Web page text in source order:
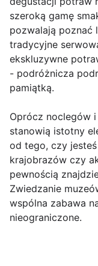
szeroką gamę
pozwalają poznać
tradycyjne
ekskluzywne
- podróżnicza
pamiątką.
Oprócz noclegów
stanowią istotny
od tego, czy
krajobrazów czy
pewnością
Zwiedzanie
wspólna zabawa
nieograniczone.